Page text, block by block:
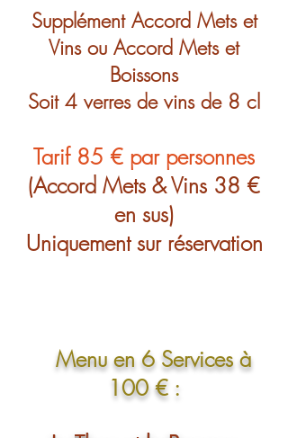
Supplément Accord Mets et
Vins ou Accord Mets et
Boissons
Soit 4 verres de vins de 8 cl
Tarif 85 € par personnes
(Accord Mets & Vins 38 €
en sus)
Uniquement sur réservation
Menu en 6 Services à
100 € :